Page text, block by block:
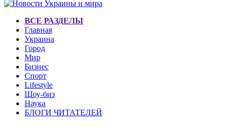
ВСЕ РАЗДЕЛЫ
Главная
Украина
Город
Мир
Бизнес
Спорт
Lifestyle
Шоу-биз
Наука
БЛОГИ ЧИТАТЕЛЕЙ